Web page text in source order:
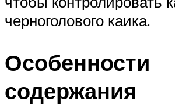
черноголового каика.
Особенности
содержания